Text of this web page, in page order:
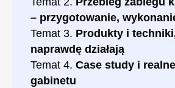
– przygotowanie,
Temat 3. Produkty i
naprawdę działają
Temat 4. Case study i
gabinetu